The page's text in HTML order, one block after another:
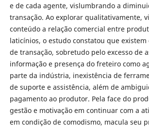
e de cada agente, vislumbrando a
transação. Ao explorar qualitativamente,
conteúdo a relação comercial entre
laticínios, o estudo constatou que existem
de transação, sobretudo pelo excesso de
informação e presença do freteiro como
parte da indústria, inexistência de
de suporte e assistência, além de
pagamento ao produtor. Pela face do
gestão e motivação em continuar com a
em condição de comodismo, macula seu